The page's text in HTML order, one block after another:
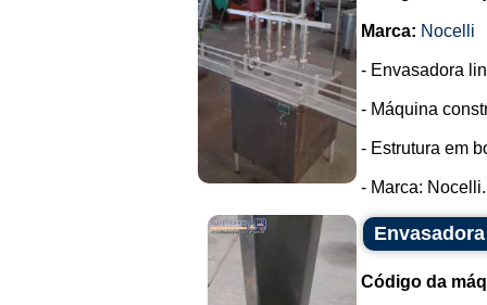
Marca: Nocelli
- Envasadora
- Máquina
- Estrutura em
- Marca:
Código da